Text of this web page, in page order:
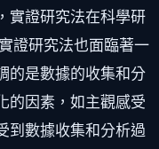
實證研究法在科學研
證研究法也面臨著一
的是數據的收集和分
的因素，如主觀感受
到數據收集和分析過